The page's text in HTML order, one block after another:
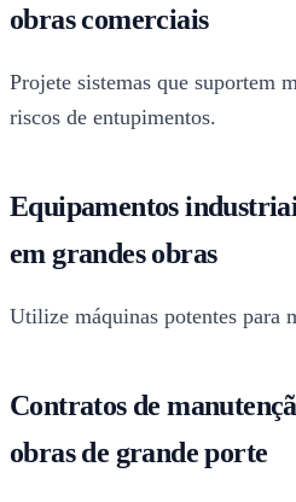
obras comerciais
Projete sistemas que suportem
riscos de entupimentos.
Equipamentos
em grandes obras
Utilize máquinas potentes para
Contratos de
obras de grande porte